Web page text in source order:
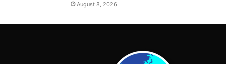
August 8, 2026